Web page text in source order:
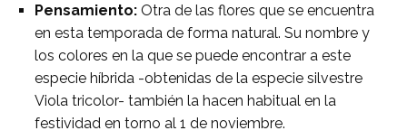
Pensamiento: Otra de las flores que se encuentra
en esta temporada de forma natural. Su nombre y
los colores en la que se puede encontrar a este
especie híbrida -obtenidas de la especie silvestre
Viola tricolor- también la hacen habitual en la
festividad en torno al 1 de noviembre.